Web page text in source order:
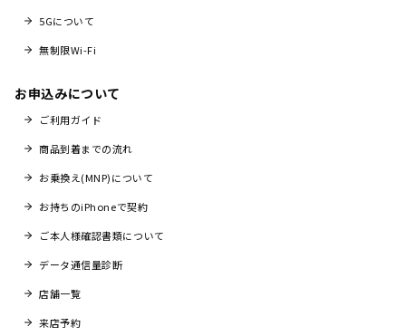
5Gについて
無制限Wi-Fi
お申込みについて
ご利用ガイド
商品到着までの流れ
お乗換え(MNP)について
お持ちのiPhoneで契約
ご本人様確認書類について
データ通信量診断
店舗一覧
来店予約